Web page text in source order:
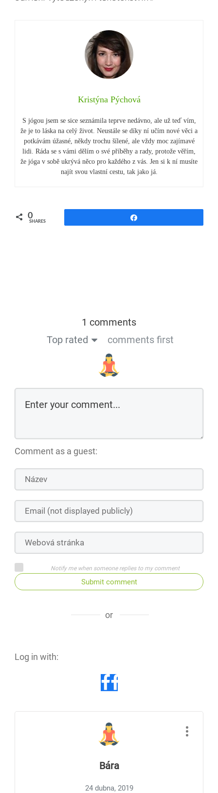
Kristýna Pýchová
S jógou jsem se sice seznámila teprve nedávno, ale už teď vím,
že je to láska na celý život. Neustále se díky ní učím nové věci a
potkávám úžasné, někdy trochu šílené, ale vždy moc zajímavé
lidi. Ráda se s vámi dělím o své příběhy a rady, protože věřím,
že jóga v sobě ukrývá něco pro každého z vás. Jen si k ní musíte
najít svou vlastní cestu, tak jako já.
0
SHARES
1 comments
Top rated
comments first
Comment as a guest:
Notify me when someone replies to my comment
Submit comment
or
Log in with:
Bára
24 dubna, 2019